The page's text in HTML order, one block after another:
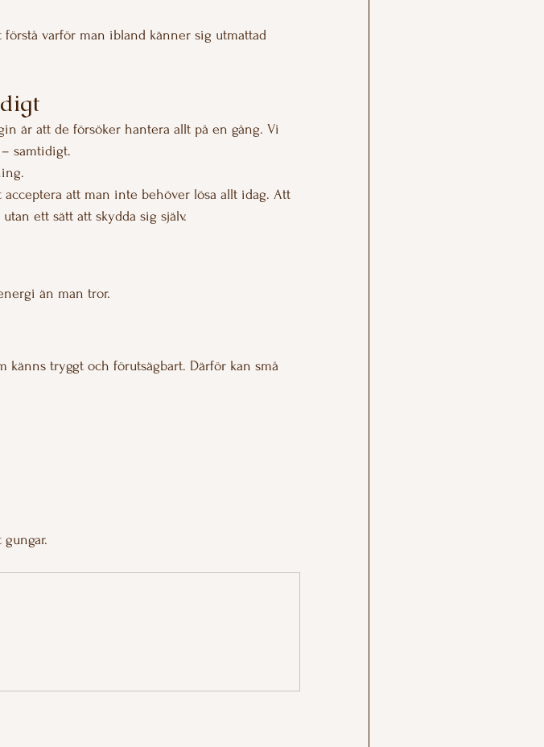
varför man ibland känner sig utmattad
är att de försöker hantera allt på en gång. Vi
samtidigt.
att man inte behöver lösa allt idag. Att
ett sätt att skydda sig själv.
än man tror.
känns tryggt och förutsägbart. Därför kan små